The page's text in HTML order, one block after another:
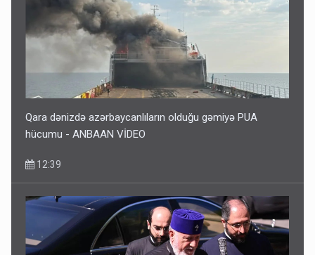
Qara dənizdə azərbaycanlıların olduğu gəmiyə PUA
hücumu - ANBAAN VİDEO
12:39